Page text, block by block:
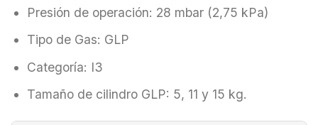
Presión de operación: 28 mbar (2,75 kPa)
Tipo de Gas: GLP
Categoría: I3
Tamaño de cilindro GLP: 5, 11 y 15 kg.